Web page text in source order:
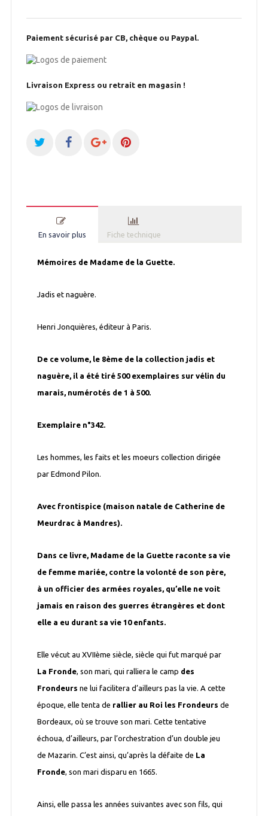
Paiement sécurisé par CB, chèque ou Paypal.
Livraison Express ou retrait en magasin !
En savoir plus Fiche technique
Mémoires de Madame de la Guette.
Jadis et naguère.
Henri Jonquières, éditeur à Paris.
De ce volume, le 8ème de la collection jadis et
naguère, il a été tiré 500 exemplaires sur vélin du
marais, numérotés de 1 à 500.
Exemplaire n°342.
Les hommes, les faits et les moeurs collection dirigée
par Edmond Pilon.
Avec frontispice (maison natale de Catherine de
Meurdrac à Mandres).
Dans ce livre, Madame de la Guette raconte sa vie
de femme mariée, contre la volonté de son père,
à un officier des armées royales, qu’elle ne voit
jamais en raison des guerres étrangères et dont
elle a eu durant sa vie 10 enfants.
Elle vécut au XVIIème siècle, siècle qui fut marqué par
La Fronde, son mari, qui ralliera le camp des
Frondeurs ne lui facilitera d’ailleurs pas la vie. A cette
époque, elle tenta de rallier au Roi les Frondeurs de
Bordeaux, où se trouve son mari. Cette tentative
échoua, d’ailleurs, par l’orchestration d’un double jeu
de Mazarin. C’est ainsi, qu’après la défaite de La
Fronde, son mari disparu en 1665.
Ainsi, elle passa les années suivantes avec son fils, qui